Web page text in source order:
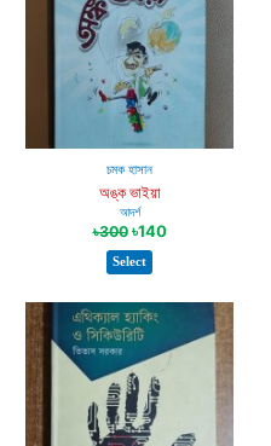
চমক হাসান
অঙ্ক ভাইয়া
আদর্শ
৳300 ৳140
Select